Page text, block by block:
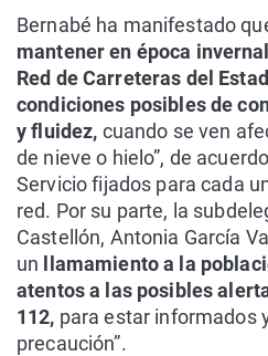
Bernabé ha manifestado
mantener en época
Red de Carreteras del
condiciones posibles de
y fluidez, cuando se ven
de nieve o hielo”, de
Servicio fijados para cada
red. Por su parte, la
Castellón, Antonia García
un
llamamiento a la
atentos a las posibles
112, para estar informados
precaución”.